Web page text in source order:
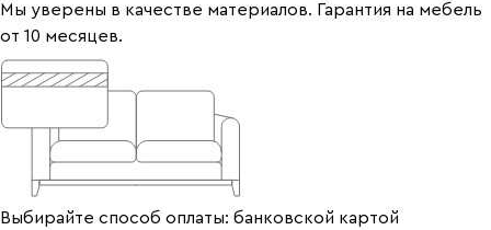
Мы уверены в качестве материалов. Гарантия на мебель
от 10 месяцев.
Выбирайте способ оплаты: банковской картой